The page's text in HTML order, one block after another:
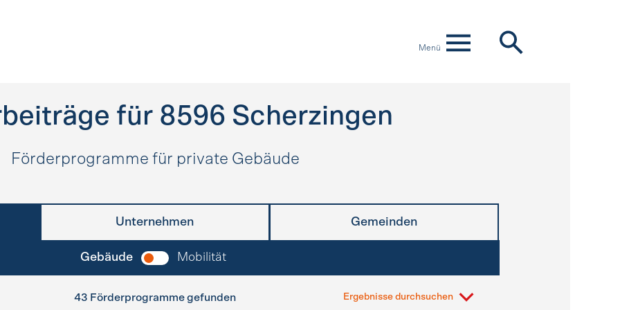
Menü
für 8596 Scherzingen
Förderprogramme für private Gebäude
Unternehmen Gemeinden
Gebäude Mobilität
43 Förderprogramme gefunden Ergebnisse durchsuchen